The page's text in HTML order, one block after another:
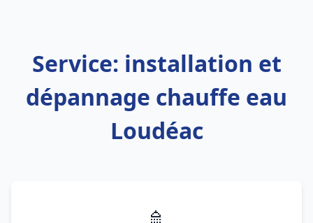
Service: installation et
dépannage chauffe eau
Loudéac